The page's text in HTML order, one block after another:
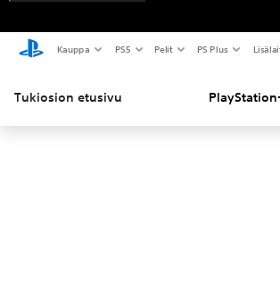
Kauppa PS5 Pelit PS Plus
Tukiosion etusivu